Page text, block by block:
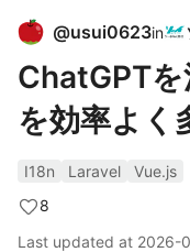
@usui0623in
ChatGPT
を効率よく
I18n Laravel
Vue.js
8
Last updated at 2026-